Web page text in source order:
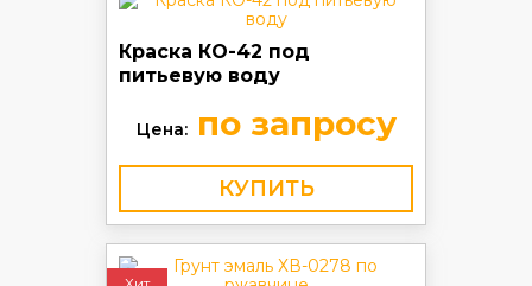
Краска КО-42 под
питьевую воду
Цена:по запросу
КУПИТЬ